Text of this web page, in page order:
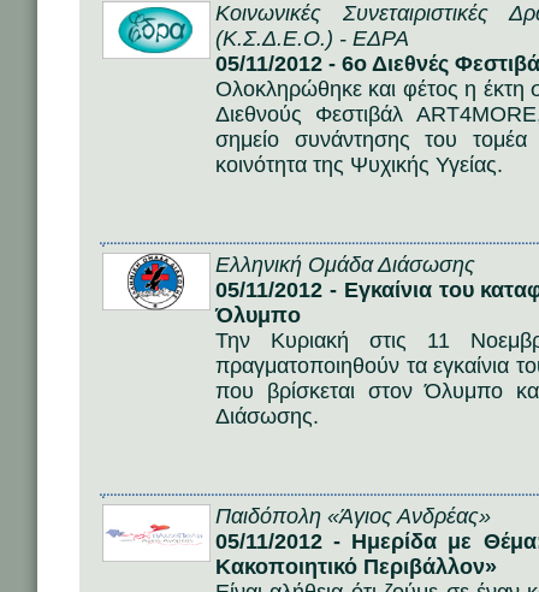
Κοινωνικές Συνεταιριστικές
(Κ.Σ.Δ.Ε.Ο.) - ΕΔΡΑ
05/11/2012 - 6ο Διεθνές
Ολοκληρώθηκε και φέτος η έκτη
Διεθνούς Φεστιβάλ
σημείο συνάντησης του τομέα
κοινότητα της Ψυχικής Υγείας.
Ελληνική Ομάδα Διάσωσης
05/11/2012 - Εγκαίνια του
Όλυμπο
Την Κυριακή στις 11
πραγματοποιηθούν τα εγκαίνια
που βρίσκεται στον Όλυμπο
Διάσωσης.
Παιδόπολη «Άγιος Ανδρέας»
05/11/2012 - Ημερίδα με
Κακοποιητικό Περιβάλλον»